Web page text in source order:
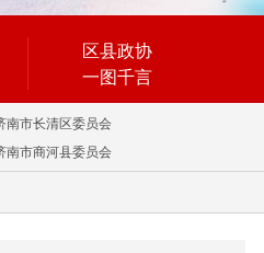
区县政协
一图千言
南市长清区委员会
南市商河县委员会